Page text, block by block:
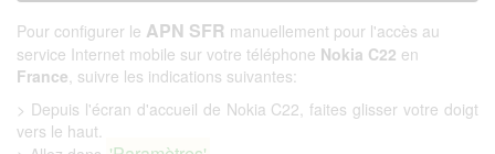
Pour configurer le APN SFR manuellement pour l'accès au
service Internet mobile sur votre téléphone Nokia C22 en
France, suivre les indications suivantes:
> Depuis l'écran d'accueil de Nokia C22, faites glisser votre doigt
vers le haut.